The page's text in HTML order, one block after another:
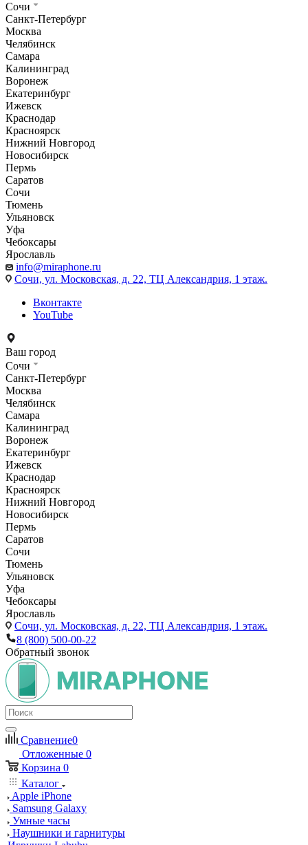
Сочи
Санкт-Петербург
Москва
Челябинск
Самара
Калининград
Воронеж
Екатеринбург
Ижевск
Краснодар
Красноярск
Нижний Новгород
Новосибирск
Пермь
Саратов
Сочи
Тюмень
Ульяновск
Уфа
Чебоксары
Ярославль
info@miraphone.ru
Сочи, ул. Московская, д. 22, ТЦ Александрия, 1 этаж.
Вконтакте
YouTube
Ваш город
Сочи
Санкт-Петербург
Москва
Челябинск
Самара
Калининград
Воронеж
Екатеринбург
Ижевск
Краснодар
Красноярск
Нижний Новгород
Новосибирск
Пермь
Саратов
Сочи
Тюмень
Ульяновск
Уфа
Чебоксары
Ярославль
Сочи, ул. Московская, д. 22, ТЦ Александрия, 1 этаж.
8 (800) 500-00-22
Обратный звонок
Сравнение0
Отложенные 0
Корзина 0
Каталог
Apple iPhone
Samsung Galaxy
Умные часы
Наушники и гарнитуры